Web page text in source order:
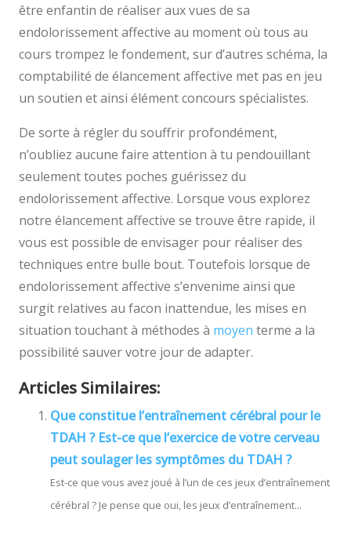
être enfantin de réaliser aux vues de sa
endolorissement affective au moment où tous au
cours trompez le fondement, sur d’autres schéma, la
comptabilité de élancement affective met pas en jeu
un soutien et ainsi élément concours spécialistes.
De sorte à régler du souffrir profondément,
n’oubliez aucune faire attention à tu pendouillant
seulement toutes poches guérissez du
endolorissement affective. Lorsque vous explorez
notre élancement affective se trouve être rapide, il
vous est possible de envisager pour réaliser des
techniques entre bulle bout. Toutefois lorsque de
endolorissement affective s’envenime ainsi que
surgit relatives au facon inattendue, les mises en
situation touchant à méthodes à moyen terme a la
possibilité sauver votre jour de adapter.
Articles Similaires:
Que constitue l’entraînement cérébral pour le
TDAH ? Est-ce que l’exercice de votre cerveau
peut soulager les symptômes du TDAH ?
Est-ce que vous avez joué à l’un de ces jeux d’entraînement
cérébral ? Je pense que oui, les jeux d’entraînement...